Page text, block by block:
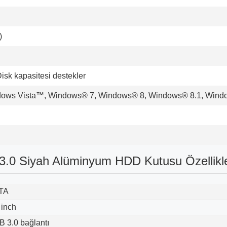
kapasitesi destekler
Vista™, Windows® 7, Windows® 8, Windows® 8.1,
Siyah Alüminyum HDD Kutusu
3.0 bağlantı